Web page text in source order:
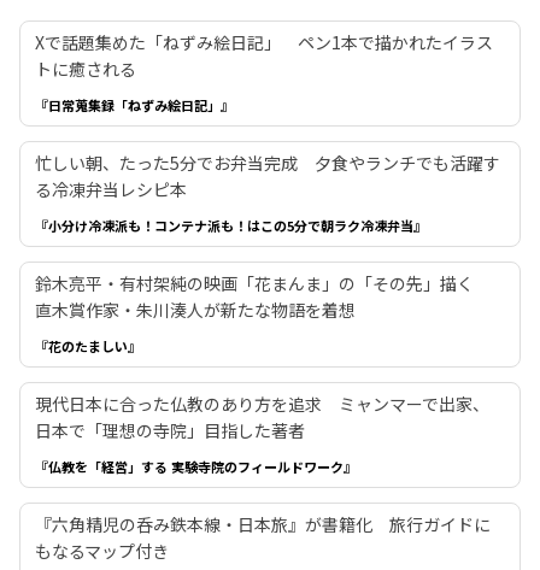
Xで話題集めた「ねずみ絵日記」 ペン1本で描かれたイラス
トに癒される
『日常蒐集録「ねずみ絵日記」』
忙しい朝、たった5分でお弁当完成 夕食やランチでも活躍す
る冷凍弁当レシピ本
『小分け冷凍派も！コンテナ派も！はこの5分で朝ラク冷凍弁当』
鈴木亮平・有村架純の映画「花まんま」の「その先」描く
直木賞作家・朱川湊人が新たな物語を着想
『花のたましい』
現代日本に合った仏教のあり方を追求 ミャンマーで出家、
日本で「理想の寺院」目指した著者
『仏教を「経営」する 実験寺院のフィールドワーク』
『六角精児の呑み鉄本線・日本旅』が書籍化 旅行ガイドに
もなるマップ付き